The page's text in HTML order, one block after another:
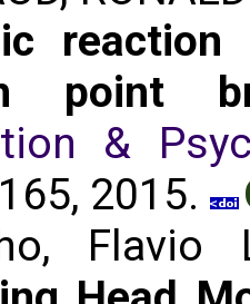
point
&
2015.